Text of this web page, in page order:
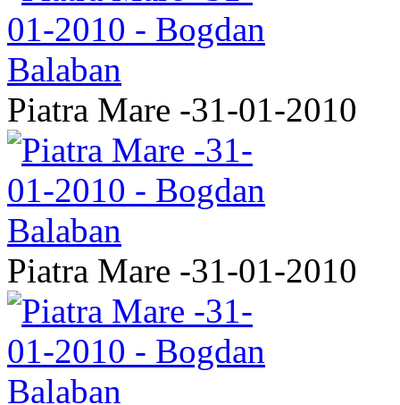
Piatra Mare -31-01-2010
Piatra Mare -31-01-2010